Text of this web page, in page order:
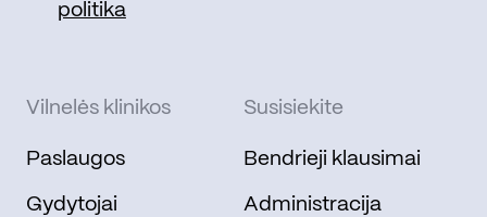
politika
Vilnelės klinikos
Paslaugos
Gydytojai
Susisiekite
Bendrieji klausimai
Administracija